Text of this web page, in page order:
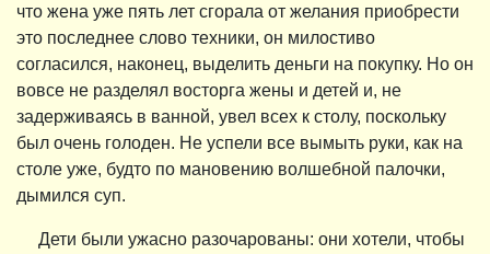
что жена уже пять лет сгорала от желания приобрести
это последнее слово техники, он милостиво
согласился, наконец, выделить деньги на покупку. Но он
вовсе не разделял восторга жены и детей и, не
задерживаясь в ванной, увел всех к столу, поскольку
был очень голоден. Не успели все вымыть руки, как на
столе уже, будто по мановению волшебной палочки,
дымился суп.
Дети были ужасно разочарованы: они хотели, чтобы